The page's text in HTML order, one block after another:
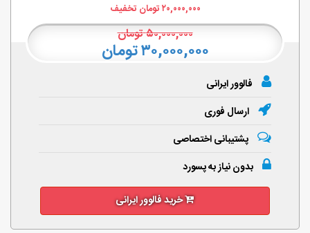
۲۰,۰۰۰,۰۰۰تومان تخفیف
۵۰,۰۰۰,۰۰۰تومان
۳۰,۰۰۰,۰۰۰ تومان
فالوور ایرانی
ارسال فوری
پشتیبانی اختصاصی
بدون نیاز به پسورد
خرید فالوور ایرانی